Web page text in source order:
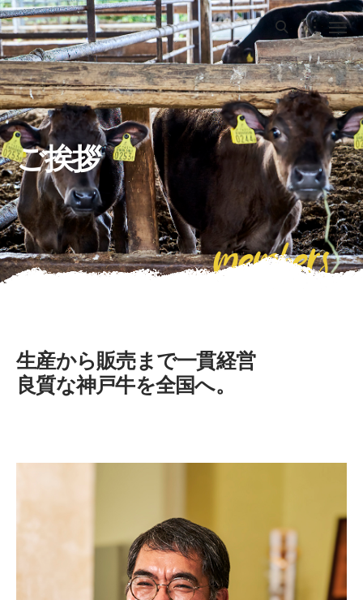
ご挨拶
members
生産から販売まで一貫経営
良質な神戸牛を全国へ。